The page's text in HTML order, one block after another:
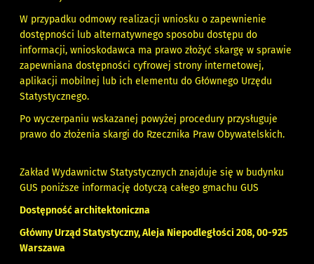
W przypadku odmowy realizacji wniosku o zapewnienie
dostępności lub alternatywnego sposobu dostępu do
informacji, wnioskodawca ma prawo złożyć skargę w sprawie
zapewniana dostępności cyfrowej strony internetowej,
aplikacji mobilnej lub ich elementu do Głównego Urzędu
Statystycznego.
Po wyczerpaniu wskazanej powyżej procedury przysługuje
prawo do złożenia skargi do Rzecznika Praw Obywatelskich.
Zakład Wydawnictw Statystycznych znajduje się w budynku
GUS poniższe informację dotyczą całego gmachu GUS
Dostępność architektoniczna
Główny Urząd Statystyczny, Aleja Niepodległości 208, 00-925
Warszawa